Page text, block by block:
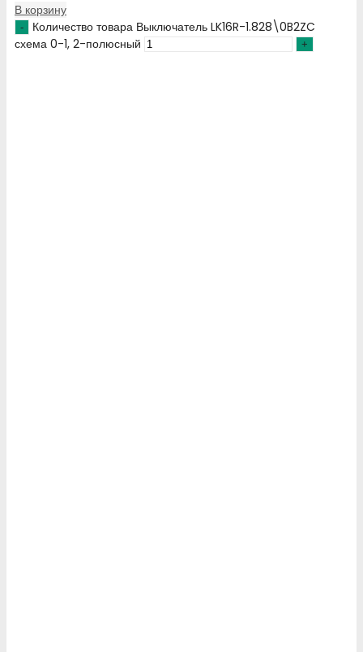
В корзину
Количество товара Выключатель LK16R-1.828\0B2ZC
схема 0-1, 2-полюсный